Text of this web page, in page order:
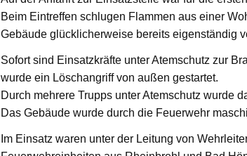
Beim Eintreffen schlugen Flammen aus einer
Gebäude glücklicherweise bereits eigenständig
Sofort sind Einsatzkräfte unter Atemschutz zur
wurde ein Löschangriff von außen gestartet.
Durch mehrere Trupps unter Atemschutz wurde
Das Gebäude wurde durch die Feuerwehr
Im Einsatz waren unter der Leitung von